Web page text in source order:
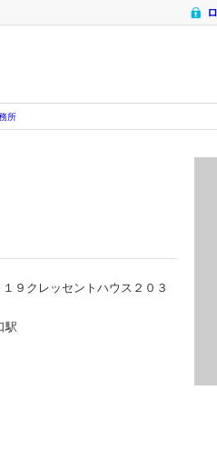
所
９クレッセントハウス２０３
駅